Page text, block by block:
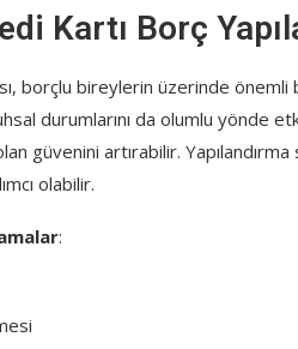
Kartı Borç
borçlu bireylerin üzerinde
durumlarını da olumlu yönde
güvenini artırabilir.
olabilir.
: